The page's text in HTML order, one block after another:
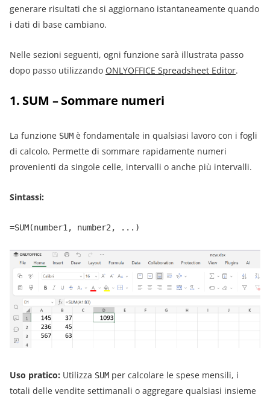
generare risultati che si aggiornano istantaneamente quando
i dati di base cambiano.
Nelle sezioni seguenti, ogni funzione sarà illustrata passo
dopo passo utilizzando ONLYOFFICE Spreadsheet Editor.
1. SUM – Sommare numeri
La funzione SUM è fondamentale in qualsiasi lavoro con i fogli
di calcolo. Permette di sommare rapidamente numeri
provenienti da singole celle, intervalli o anche più intervalli.
Sintassi:
=SUM(number1, number2, ...)
Uso pratico: Utilizza SUM per calcolare le spese mensili, i
totali delle vendite settimanali o aggregare qualsiasi insieme